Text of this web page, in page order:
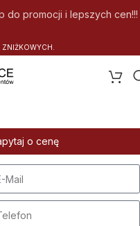
do promocji i lepszych cen!!!
YCH
o cenę